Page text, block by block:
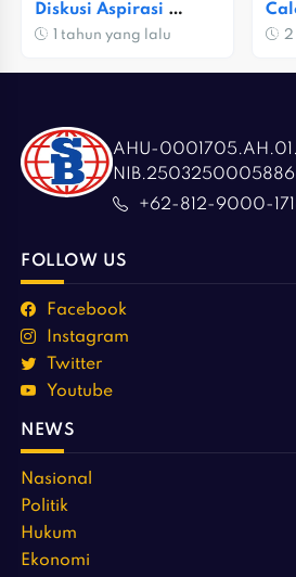
Diskusi Aspirasi
Bersama Gen-Z
1 tahun yang lalu 2
AHU-
NIB.2503250005886
+62-812-9000-
FOLLOW US
Facebook
Instagram
Twitter
Youtube
NEWS
Nasional
Politik
Hukum
Ekonomi